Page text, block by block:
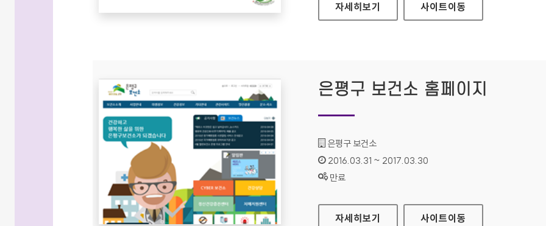
삼성전자 윤리경영 대표 홈페이지
자세히보기 사이트이동
은평구 보건소 홈페이지
기관명 :
은평구 보건소
인증기간 :
2016.03.31 ~ 2017.03.30
상태 :
만료
은평구 보건소 홈페이지
자세히보기 사이트이동